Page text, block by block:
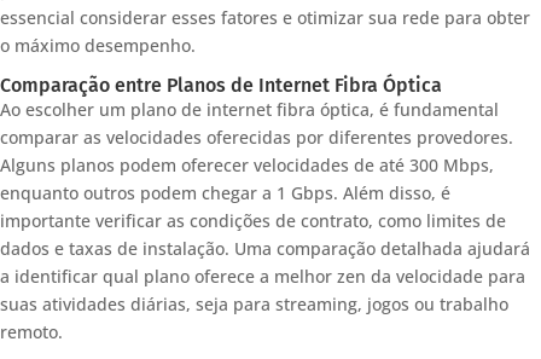
essencial considerar esses fatores e otimizar sua rede para obter
o máximo desempenho.
Comparação entre Planos de Internet Fibra Óptica
Ao escolher um plano de internet fibra óptica, é fundamental
comparar as velocidades oferecidas por diferentes provedores.
Alguns planos podem oferecer velocidades de até 300 Mbps,
enquanto outros podem chegar a 1 Gbps. Além disso, é
importante verificar as condições de contrato, como limites de
dados e taxas de instalação. Uma comparação detalhada ajudará
a identificar qual plano oferece a melhor zen da velocidade para
suas atividades diárias, seja para streaming, jogos ou trabalho
remoto.